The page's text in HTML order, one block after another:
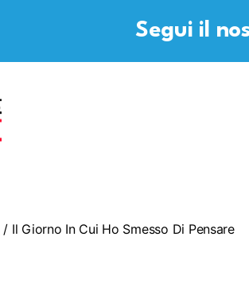
Segui il
/ Il Giorno In Cui Ho Smesso Di Pensare